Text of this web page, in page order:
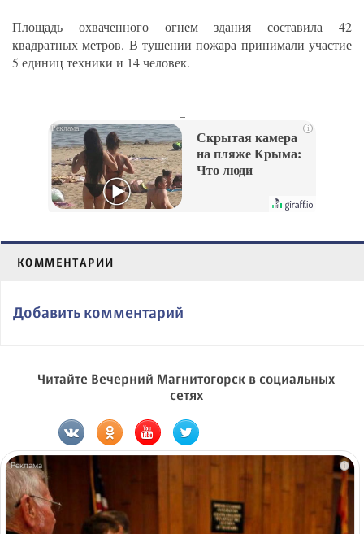
Площадь охваченного огнем здания составила 42
квадратных метров. В тушении пожара принимали участие
5 единиц техники и 14 человек.
i
Скрытая камера
на пляже Крыма:
Что люди
их не видят...
КОММЕНТАРИИ
Добавить комментарий
Читайте Вечерний Магнитогорск в социальных
сетях
i